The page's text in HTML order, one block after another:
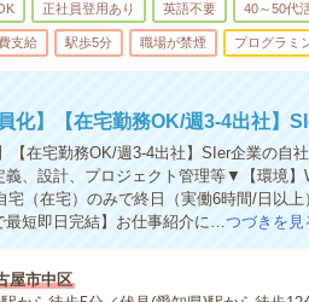
正社員登用あり 英語不要 40～50代
支給 駅歩5分 職場が禁煙 プログラミ
化】【在宅勤務OK/週3-4出社】
【在宅勤務OK/週3-4出社】SIer企業の自
、設計、プロジェクト管理等▼【環境】
宅（在宅）のみで終日（実働6時間/日以
短即日完結】お仕事紹介に…つづきを見
屋市中区